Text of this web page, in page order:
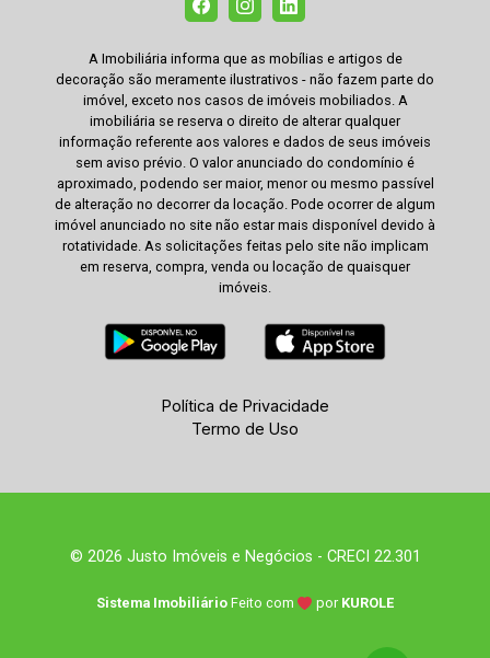
A Imobiliária informa que as mobílias e artigos de
decoração são meramente ilustrativos - não fazem parte do
imóvel, exceto nos casos de imóveis mobiliados. A
imobiliária se reserva o direito de alterar qualquer
informação referente aos valores e dados de seus imóveis
sem aviso prévio. O valor anunciado do condomínio é
aproximado, podendo ser maior, menor ou mesmo passível
de alteração no decorrer da locação. Pode ocorrer de algum
imóvel anunciado no site não estar mais disponível devido à
rotatividade. As solicitações feitas pelo site não implicam
em reserva, compra, venda ou locação de quaisquer
imóveis.
Política de Privacidade
Termo de Uso
© 2026 Justo Imóveis e Negócios - CRECI 22.301
Sistema Imobiliário Feito com por KUROLE